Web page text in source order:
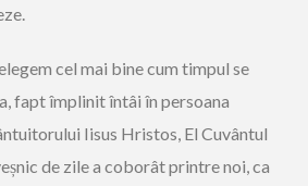
cel mai bine cum timpul se
fapt împlinit întâi în persoana
Iisus Hristos, El Cuvântul
de zile a coborât printre noi, ca